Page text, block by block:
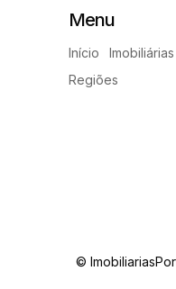
Menu
Início Imobiliárias
Regiões
©